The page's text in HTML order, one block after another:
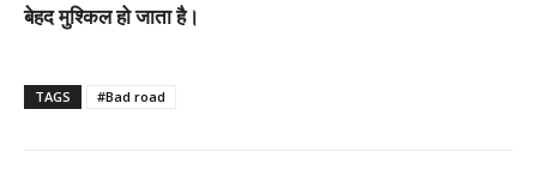
बेहद मुश्किल हो जाता है।
TAGS #Bad road